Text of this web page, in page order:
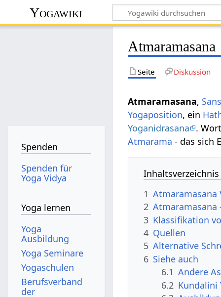
Yogawiki
Atmaramasana
Seite Diskussion
Atmaramasana,
Yogaposition, ein
Yoganidrasana
.
Atmarama - das sich
Inhaltsverzeichnis
1 Atmaramasana
2 Atmaramasana
3 Klassifikation
4 Quellen
5 Alternative
6 Siehe auch
6.1 Andere
6.2 Kundalini
Spenden
Spenden für
Yoga Vidya
Yoga lernen
Yoga
Ausbildung
Yoga Seminare
Yogaschulen
Berufsverband
der